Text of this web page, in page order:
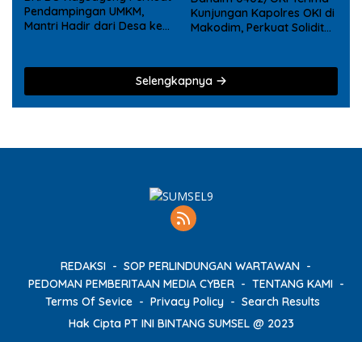
Pendampingan UMKM,
Mantri Hadir dari Desa ke
Kunjungan Kapolres OKI di
Makodim, Perkuat Soliditas
Selengkapnya
REDAKSI
SOP PERLINDUNGAN WARTAWAN
PEDOMAN PEMBERITAAN MEDIA CYBER
TENTANG KAMI
Terms Of Sevice
Privacy Policy
Search Results
Hak Cipta PT INI BINTANG SUMSEL @ 2023